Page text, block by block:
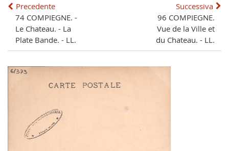
Precedente
74 COMPIEGNE. -
Le Chateau. - La
Plate Bande. - LL.
Successiva
96 COMPIEGNE.
Vue de la Ville et
du Chateau. - LL.